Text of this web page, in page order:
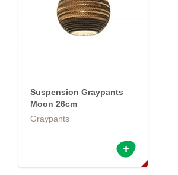
Suspension Graypants
Moon 26cm
Graypants